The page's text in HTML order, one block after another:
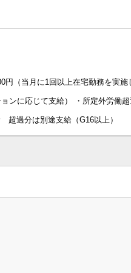
円（当月に1回以上在宅勤務を実施
ンに応じて支給） ・所定外労働超
過分は別途支給（G16以上）